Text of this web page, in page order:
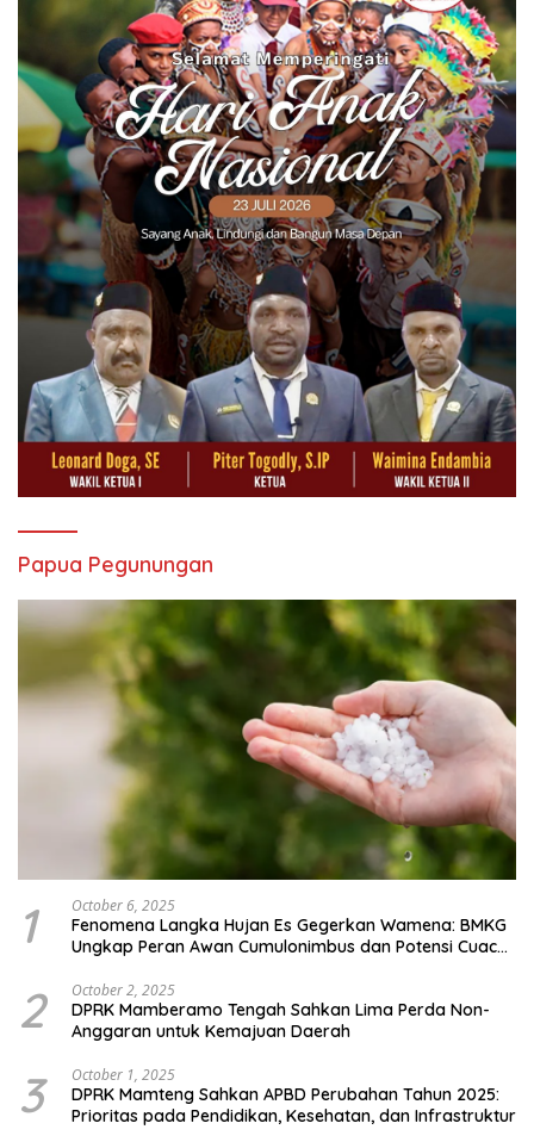
Papua Pegunungan
1 October 6, 2025
Fenomena Langka Hujan Es Gegerkan Wamena: BMKG
Ungkap Peran Awan Cumulonimbus dan Potensi Cuaca
2 October 2, 2025
DPRK Mamberamo Tengah Sahkan Lima Perda Non-
Anggaran untuk Kemajuan Daerah
3 October 1, 2025
DPRK Mamteng Sahkan APBD Perubahan Tahun 2025:
Prioritas pada Pendidikan, Kesehatan, dan Infrastruktur